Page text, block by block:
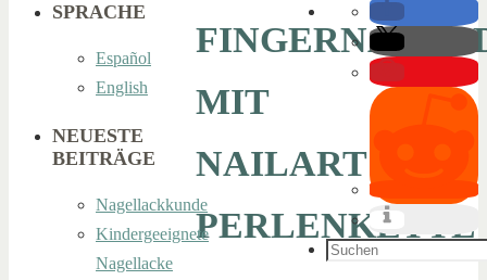
MIT
NAILART
PERLENKETTE
SPRACHE
Español
English
NEUESTE
BEITRÄGE
Nagellackkunde
Kindergeeignete
Nagellacke
Suchen